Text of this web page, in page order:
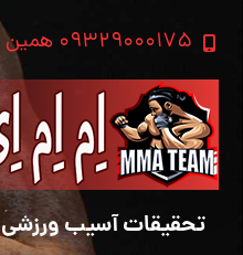
۰۹۳۲۹۰۰۰۱۷۵ همین امروز شروع کنید
تحقیقات آسیب ورزشی